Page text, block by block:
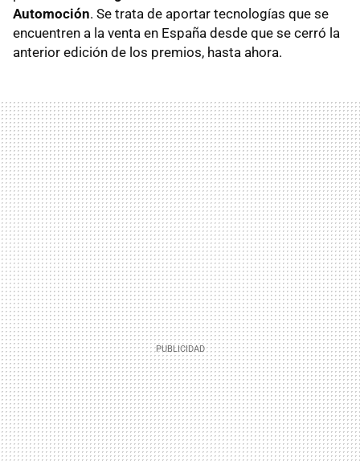
Automoción. Se trata de aportar tecnologías que se
encuentren a la venta en España desde que se cerró la
anterior edición de los premios, hasta ahora.